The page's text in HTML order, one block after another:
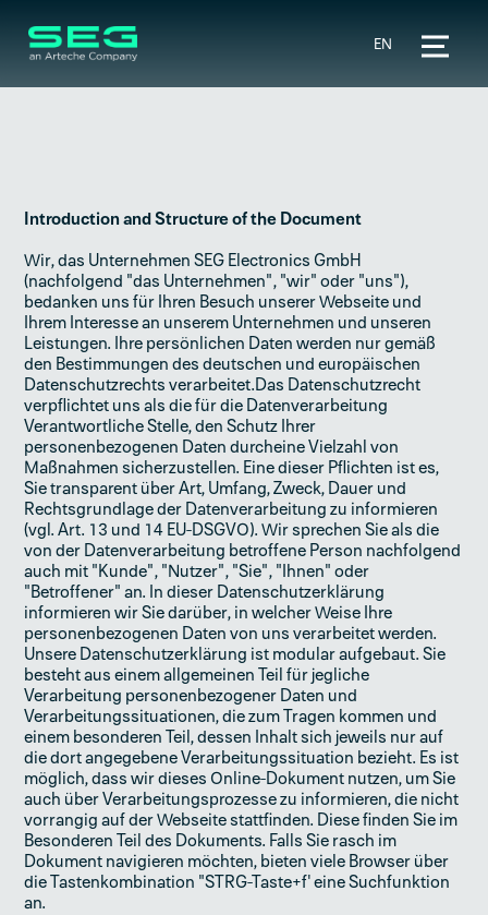
EN
Introduction and Structure of the Document
Wir, das Unternehmen SEG Electronics GmbH
(nachfolgend "das Unternehmen", "wir" oder "uns"),
bedanken uns für Ihren Besuch unserer Webseite und
Ihrem Interesse an unserem Unternehmen und unseren
Leistungen. Ihre persönlichen Daten werden nur gemäß
den Bestimmungen des deutschen und europäischen
Datenschutzrechts verarbeitet.Das Datenschutzrecht
verpflichtet uns als die für die Datenverarbeitung
Verantwortliche Stelle, den Schutz Ihrer
personenbezogenen Daten durcheine Vielzahl von
Maßnahmen sicherzustellen. Eine dieser Pflichten ist es,
Sie transparent über Art, Umfang, Zweck, Dauer und
Rechtsgrundlage der Datenverarbeitung zu informieren
(vgl. Art. 13 und 14 EU-DSGVO). Wir sprechen Sie als die
von der Datenverarbeitung betroffene Person nachfolgend
auch mit "Kunde", "Nutzer", "Sie", "Ihnen" oder
"Betroffener" an. In dieser Datenschutzerklärung
informieren wir Sie darüber, in welcher Weise Ihre
personenbezogenen Daten von uns verarbeitet werden.
Unsere Datenschutzerklärung ist modular aufgebaut. Sie
besteht aus einem allgemeinen Teil für jegliche
Verarbeitung personenbezogener Daten und
Verarbeitungssituationen, die zum Tragen kommen und
einem besonderen Teil, dessen Inhalt sich jeweils nur auf
die dort angegebene Verarbeitungssituation bezieht. Es ist
möglich, dass wir dieses Online-Dokument nutzen, um Sie
auch über Verarbeitungsprozesse zu informieren, die nicht
vorrangig auf der Webseite stattfinden. Diese finden Sie im
Besonderen Teil des Dokuments. Falls Sie rasch im
Dokument navigieren möchten, bieten viele Browser über
die Tastenkombination "STRG-Taste+f' eine Suchfunktion
an.